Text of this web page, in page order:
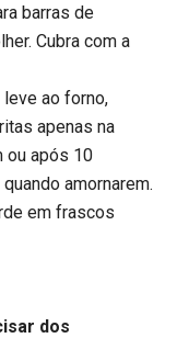
barras de
Cubra com a
ao forno,
apenas na
ou após 10
amornarem.
em frascos
dos